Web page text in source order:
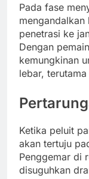
Pada fase
penetrasi ke
Dengan
kemungkinan
lebar,
Ketika peluit
akan tertuju
Penggemar di
disuguhkan